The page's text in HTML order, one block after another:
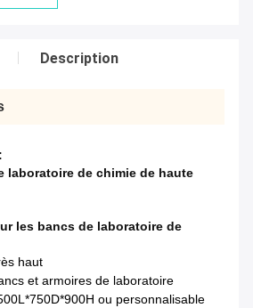
Description
laboratoire de chimie de haute
les bancs de laboratoire de
haut
et armoires de laboratoire
ou personnalisable